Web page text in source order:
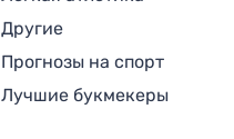
Другие
Прогнозы на спорт
Лучшие букмекеры